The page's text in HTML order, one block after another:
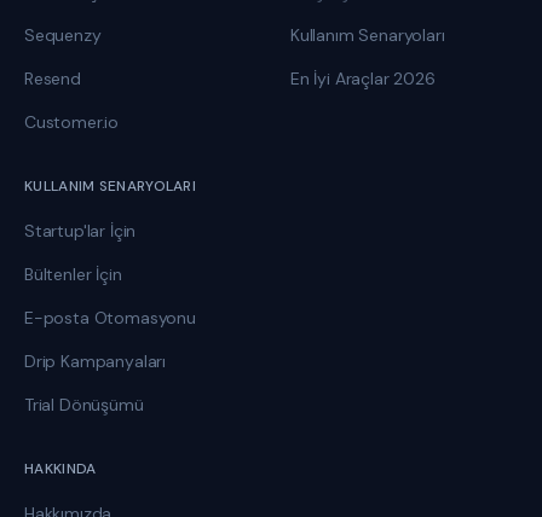
Sequenzy
Resend
Customer.io
Kullanım Senaryoları
En İyi Araçlar 2026
KULLANIM SENARYOLARI
Startup'lar İçin
Bültenler İçin
E-posta Otomasyonu
Drip Kampanyaları
Trial Dönüşümü
HAKKINDA